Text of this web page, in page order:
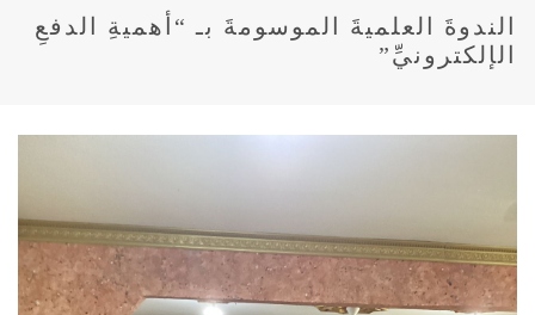
الندوةَ العلميةَ الموسومةَ بـ “أهميةِ الدفعِ
الإلكترونيِّ”